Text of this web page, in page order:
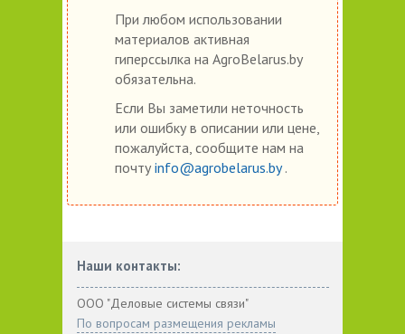
При любом использовании
материалов активная
гиперссылка на AgroBelarus.by
обязательна.
Если Вы заметили неточность
или ошибку в описании или цене,
пожалуйста, сообщите нам на
почту info@agrobelarus.by.
Наши контакты:
ООО "Деловые системы связи"
По вопросам размещения рекламы